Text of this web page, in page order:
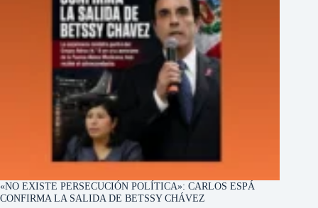
«NO EXISTE PERSECUCIÓN POLÍTICA»: CARLOS ESPÁ
CONFIRMA LA SALIDA DE BETSSY CHÁVEZ